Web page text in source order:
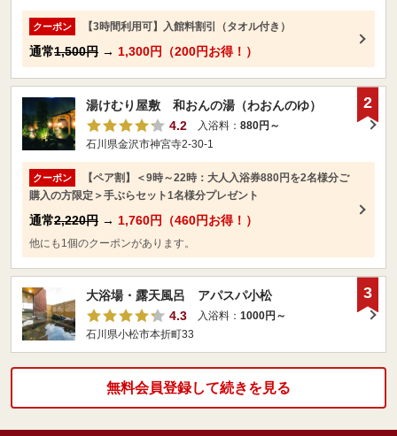
クーポン 【3時間利用可】入館料割引（タオル付き）
通常1,500円 → 1,300円（200円お得！）
湯けむり屋敷 和おんの湯（わおんのゆ）
4.2
入浴料： 880円～
石川県金沢市神宮寺2-30-1
クーポン
【ペア割】＜9時～22時：大人入浴券880円を2名様分ご
購入の方限定＞手ぶらセット1名様分プレゼント
通常2,220円 → 1,760円（460円お得！）
他にも1個のクーポンがあります。
2
大浴場・露天風呂 アパスパ小松
4.3
入浴料： 1000円～
石川県小松市本折町33
3
無料会員登録して続きを見る